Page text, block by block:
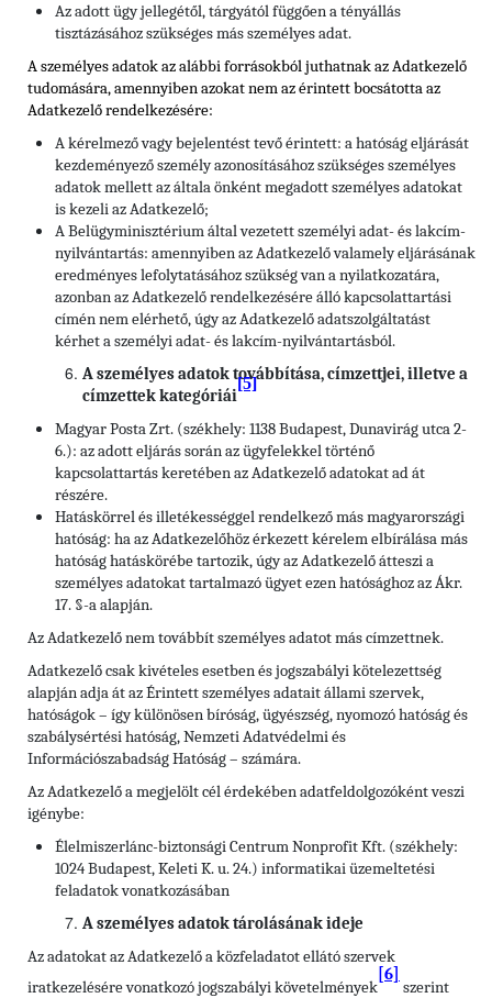
Az adott ügy jellegétől, tárgyától függően a tényállás
tisztázásához szükséges más személyes adat.
A személyes adatok az alábbi forrásokból juthatnak az Adatkezelő
tudomására, amennyiben azokat nem az érintett bocsátotta az
Adatkezelő rendelkezésére:
A kérelmező vagy bejelentést tevő érintett: a hatóság eljárását
kezdeményező személy azonosításához szükséges személyes
adatok mellett az általa önként megadott személyes adatokat
is kezeli az Adatkezelő;
A Belügyminisztérium által vezetett személyi adat- és lakcím-
nyilvántartás: amennyiben az Adatkezelő valamely eljárásának
eredményes lefolytatásához szükség van a nyilatkozatára,
azonban az Adatkezelő rendelkezésére álló kapcsolattartási
címén nem elérhető, úgy az Adatkezelő adatszolgáltatást
kérhet a személyi adat- és lakcím-nyilvántartásból.
A személyes adatok továbbítása, címzettjei, illetve a
címzettek kategóriái
[5]
Magyar Posta Zrt. (székhely: 1138 Budapest, Dunavirág utca 2-
6.): az adott eljárás során az ügyfelekkel történő
kapcsolattartás keretében az Adatkezelő adatokat ad át
részére.
Hatáskörrel és illetékességgel rendelkező más magyarországi
hatóság: ha az Adatkezelőhöz érkezett kérelem elbírálása más
hatóság hatáskörébe tartozik, úgy az Adatkezelő átteszi a
személyes adatokat tartalmazó ügyet ezen hatósághoz az Ákr.
17. §-a alapján.
Az Adatkezelő nem továbbít személyes adatot más címzettnek.
Adatkezelő csak kivételes esetben és jogszabályi kötelezettség
alapján adja át az Érintett személyes adatait állami szervek,
hatóságok – így különösen bíróság, ügyészség, nyomozó hatóság és
szabálysértési hatóság, Nemzeti Adatvédelmi és
Információszabadság Hatóság – számára.
Az Adatkezelő a megjelölt cél érdekében adatfeldolgozóként veszi
igénybe:
Élelmiszerlánc-biztonsági Centrum Nonprofit Kft. (székhely:
1024 Budapest, Keleti K. u. 24.) informatikai üzemeltetési
feladatok vonatkozásában
A személyes adatok tárolásának ideje
Az adatokat az Adatkezelő a közfeladatot ellátó szervek
iratkezelésére vonatkozó jogszabályi követelmények
[6]
szerint